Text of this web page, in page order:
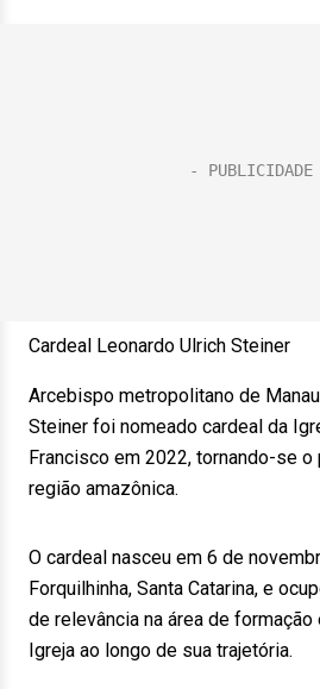
Cardeal Leonardo Ulrich Steiner
Arcebispo metropolitano de
Steiner foi nomeado cardeal da
Francisco em 2022, tornando-se
região amazônica.
O cardeal nasceu em 6 de
Forquilhinha, Santa Catarina, e
de relevância na área de
Igreja ao longo de sua trajetória.